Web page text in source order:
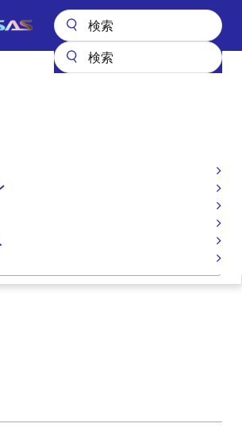
Main
ウェアとドライバ
Linux Package
パッケージ
ンへ移動：